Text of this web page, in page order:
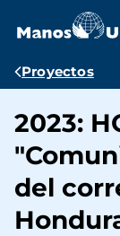
contenido
Ruta
Proyectos
2023:
del